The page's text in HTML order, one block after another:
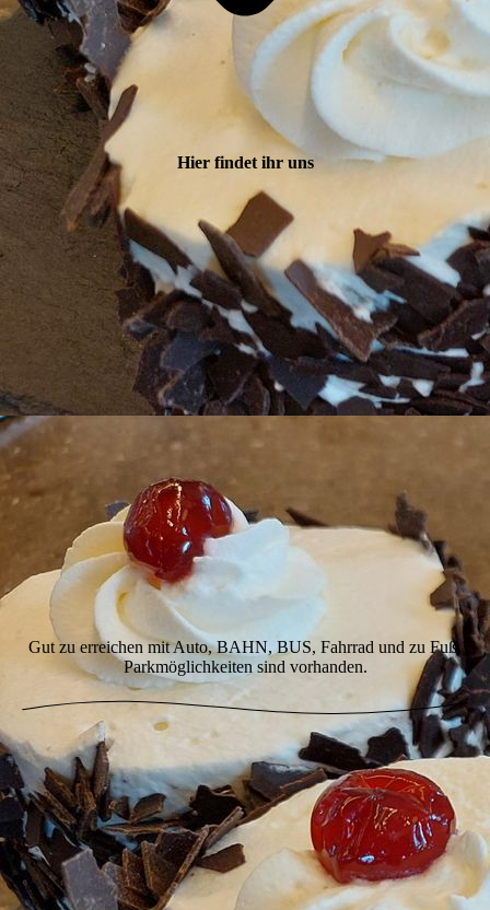
Hier findet ihr uns
Gut zu erreichen mit Auto, BAHN, BUS, Fahrrad und zu Fuß.
Parkmöglichkeiten sind vorhanden.